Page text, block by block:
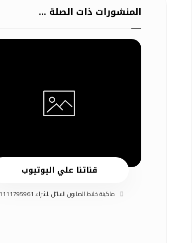
المنشورات ذات الصلة ...
قناتنا علي اليوتيوب
ماكينة خلاط الصابون السائل للشراء 01111795961